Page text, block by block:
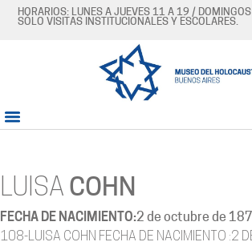
HORARIOS: LUNES A JUEVES 11 A 19 /
SÓLO VISITAS INSTITUCIONALES Y ESCOLARES.
LUISA COHN
FECHA DE NACIMIENTO:2 de octubre de
108-LUISA COHN FECHA DE NACIMIENTO :2